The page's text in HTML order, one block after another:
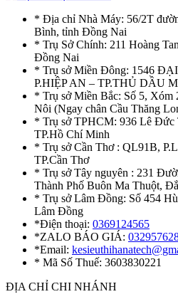
* Địa chỉ Nhà Máy: 56/2T
Bình, tỉnh Đồng Nai
* Trụ Sở Chính: 211 Hoàng
Đồng Nai
* Trụ sở Miền Đông: 1546
P.HIỆP AN – TP.THỦ DẦU
* Trụ sở Miền Bắc: Số 5,
Nôi (Ngay chân Cầu Thăng
* Trụ sở TPHCM: 936 Lê Đức
TP.Hồ Chí Minh
* Trụ sở Cần Thơ : QL91B,
TP.Cần Thơ
* Trụ sở Tây nguyên : 231
Thành Phố Buôn Ma Thuột,
* Trụ sở Lâm Đồng: Số 454
Lâm Đồng
*Điện thoại: 0369124565
*ZALO BÁO GIÁ:
*Email:
* Mã Số Thuế: 3603830221
ĐỊA CHỈ CHI NHÁNH